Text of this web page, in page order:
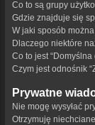
Co to są grupy
Gdzie znajduje się
W jaki sposób
Dlaczego niektóre
Co to jest
Czym jest odnośnik
Prywatne
Nie mogę wysyłać
Otrzymuję